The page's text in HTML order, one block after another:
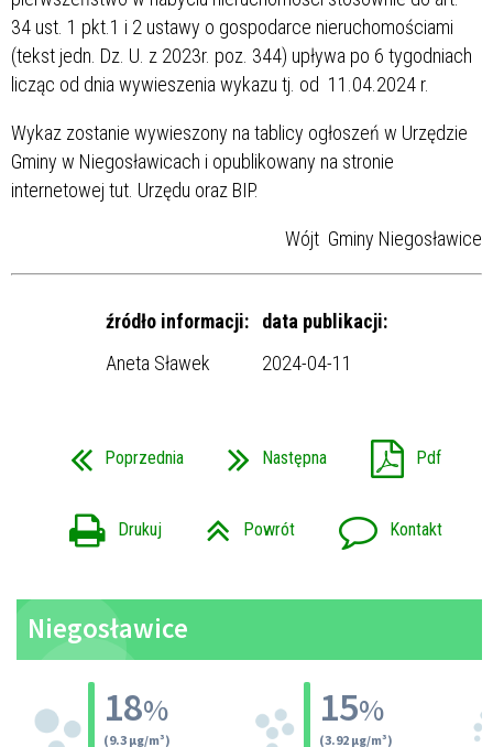
34 ust. 1 pkt.1 i 2 ustawy o gospodarce nieruchomościami
(tekst jedn. Dz. U. z 2023r. poz. 344) upływa po 6 tygodniach
licząc od dnia wywieszenia wykazu tj. od 11.04.2024 r.
Wykaz zostanie wywieszony na tablicy ogłoszeń w Urzędzie
Gminy w Niegosławicach i opublikowany na stronie
internetowej tut. Urzędu oraz BIP.
Wójt Gminy Niegosławice
źródło informacji:
data publikacji:
Aneta Sławek
2024-04-11
Poprzednia Następna Pdf
Drukuj Powrót Kontakt